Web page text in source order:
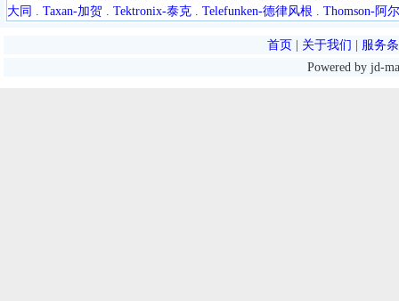
大同 . Taxan-加贺 . Tektronix-泰克 . Telefunken-德律风根 . Thomson-阿
首页 关于我们
服务
Powered by jd-